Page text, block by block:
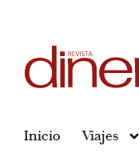
Inicio Viajes